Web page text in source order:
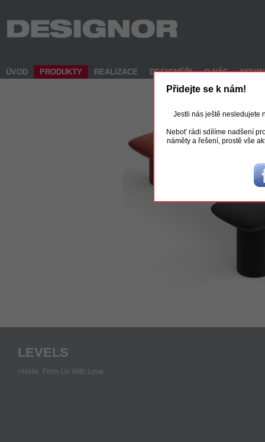
ÚVOD PRODUKTY REALIZACE DESIGNÉŘI O NÁS
LEVELS
+Halle, Form Us With Love
Přidejte se k nám!
Jestli nás ještě nesledujete
Neboť rádi sdílíme nadšení
náměty a řešení, prostě vše